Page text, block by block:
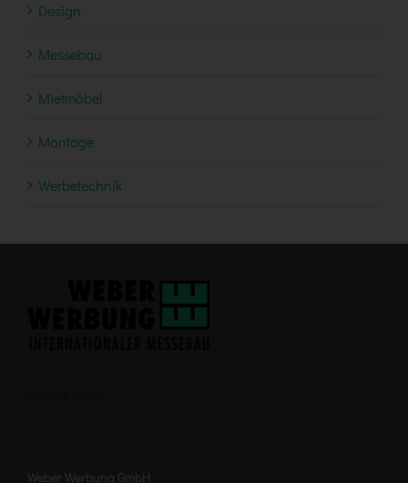
Design
Messebau
Mietmöbel
Montage
Werbetechnik
Weber Werbung GmbH